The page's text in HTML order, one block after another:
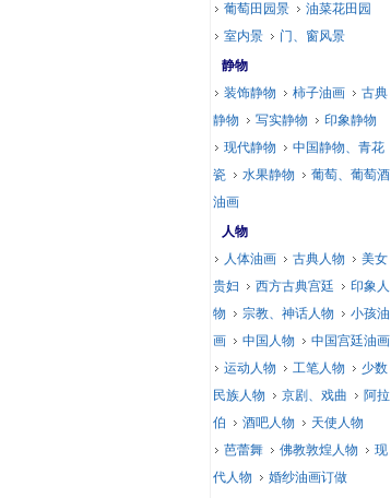
葡萄田园景
油菜花田园
室内景
门、窗风景
静物
装饰静物
柿子油画
古典
静物
写实静物
印象静物
现代静物
中国静物、青花
瓷
水果静物
葡萄、葡萄酒
油画
人物
人体油画
古典人物
美女
贵妇
西方古典宫廷
印象人
物
宗教、神话人物
小孩油
画
中国人物
中国宫廷油画
运动人物
工笔人物
少数
民族人物
京剧、戏曲
阿拉
伯
酒吧人物
天使人物
芭蕾舞
佛教敦煌人物
现
代人物
婚纱油画订做